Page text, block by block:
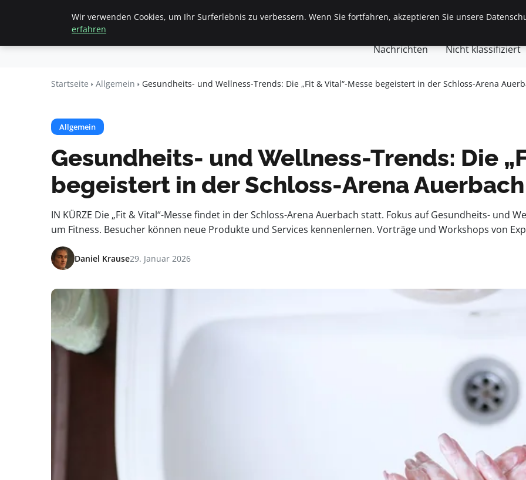
Beyond
Startseite Allgemein Finanzen & Immobilien Frauen / Mode
Nachrichten Nicht klassifiziert
Startseite Allgemein Gesundheits- und Wellness-Trends: Die „Fit & Vital“-Messe begeistert in der Schloss-Arena
Allgemein
Gesundheits- und Wellness-Trends: Die
begeistert in der Schloss-Arena Auerbach
IN KÜRZE Die „Fit & Vital“-Messe findet in der Schloss-Arena Auerbach statt. Fokus auf Gesundheits- und
um Fitness. Besucher können neue Produkte und Services kennenlernen. Vorträge und Workshops von
Daniel Krause29. Januar 2026
Wir verwenden Cookies, um Ihr Surferlebnis zu verbessern. Wenn Sie fortfahren, akzeptieren Sie unsere
erfahren